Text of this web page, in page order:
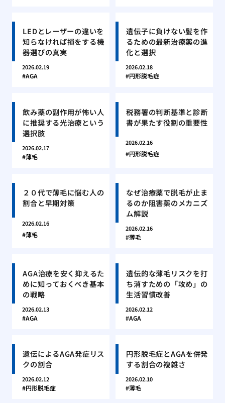
LEDとレーザーの違いを
知らなければ損をする機
器選びの真実
2026.02.19
AGA
遺伝子に負けない髪を作
るための最新治療薬の進
化と選択
2026.02.18
円形脱毛症
飲み薬の副作用が怖い人
に推奨する光治療という
選択肢
2026.02.17
薄毛
税務署の判断基準と診断
書が果たす役割の重要性
2026.02.16
円形脱毛症
２０代で薄毛に悩む人の
割合と早期対策
2026.02.16
薄毛
なぜ治療薬で脱毛が止ま
るのか阻害薬のメカニズ
ム解説
2026.02.16
薄毛
AGA治療を安く抑えるた
めに知っておくべき基本
の戦略
2026.02.13
AGA
遺伝的な薄毛リスクを打
ち消すための「攻め」の
生活習慣改善
2026.02.12
AGA
遺伝によるAGA発症リス
クの割合
2026.02.12
円形脱毛症
円形脱毛症とAGAを併発
する割合の複雑さ
2026.02.10
薄毛